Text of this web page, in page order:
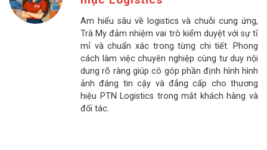
Am hiểu sâu về logistics và chuỗi cung ứng,
Trà My đảm nhiệm vai trò kiểm duyệt với sự tỉ
mỉ và chuẩn xác trong từng chi tiết. Phong
cách làm việc chuyên nghiệp cùng tư duy nội
dung rõ ràng giúp cô góp phần định hình hình
ảnh đáng tin cậy và đẳng cấp cho thương
hiệu PTN Logistics trong mắt khách hàng và
đối tác.